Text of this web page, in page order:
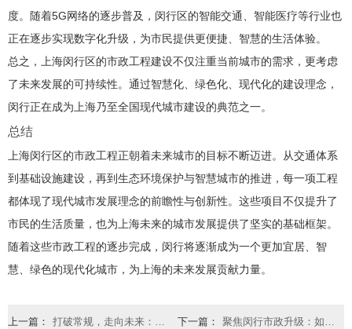
度。随着5G网络的逐步普及，闵行区的智能交通、智能医疗等行业也
正在逐步实现数字化升级，为市民提供更便捷、智慧的生活体验。
总之，上海闵行区的市政工程建设不仅注重当前城市的需求，更考虑
了未来发展的可持续性。通过智慧化、绿色化、现代化的建设理念，
闵行正在成为上海乃至全国现代城市建设的典范之一。
总结
上海闵行区的市政工程正朝着未来城市的目标不断迈进。从交通体系
到基础设施建设，再到生态环境保护与智慧城市的推进，每一项工程
都体现了现代城市发展理念的前瞻性与创新性。这些项目不仅提升了
市民的生活质量，也为上海未来的城市发展提供了坚实的基础框架。
随着这些市政工程的逐步完成，闵行将逐渐成为一个更加宜居、智
慧、绿色的现代化城市，为上海的未来发展贡献力量。
上一篇： 打破常规，走向未来：上海闵行市政工程的绿色转型 下一篇： 聚焦闵行市政升级：如何打造智慧与绿色并行的城市空间